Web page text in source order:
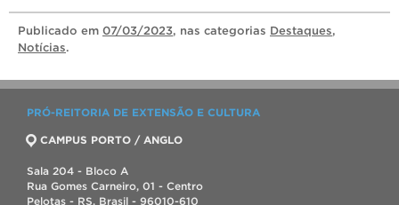
Publicado em 07/03/2023, nas categorias Destaques,
Notícias.
PRÓ-REITORIA DE EXTENSÃO E CULTURA
CAMPUS PORTO / ANGLO
Sala 204 - Bloco A
Rua Gomes Carneiro, 01 - Centro
Pelotas - RS, Brasil - 96010-610